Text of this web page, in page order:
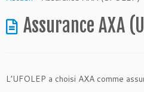
Assurance AXA
L’UFOLEP a choisi AXA comme